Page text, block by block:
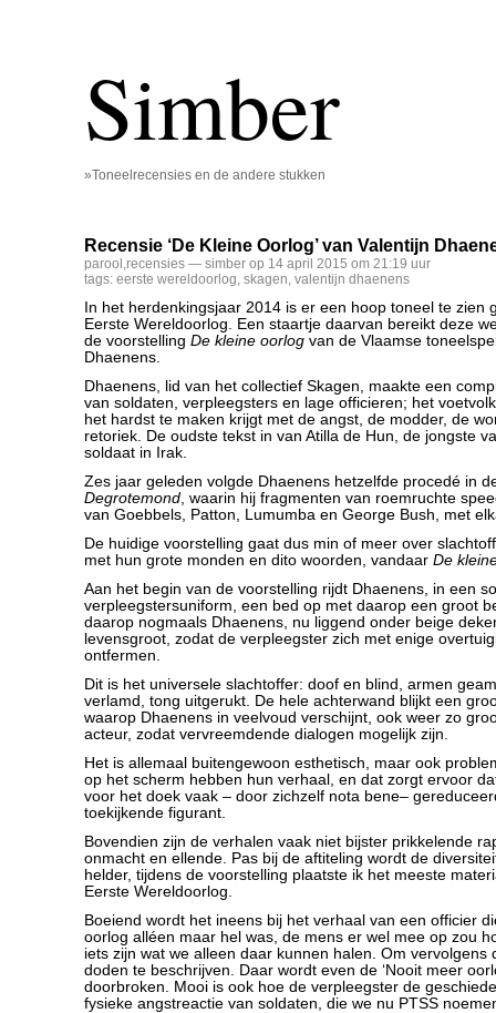
Simber
»Toneelrecensies en de andere stukken
Recensie ‘De Kleine Oorlog’ van Valentijn
parool ,recensies — simber op 14 april 2015 om 21:19 uur
tags: eerste wereldoorlog, skagen, valentijn dhaenens
In het herdenkingsjaar 2014 is er een hoop toneel te zien
Eerste Wereldoorlog. Een staartje daarvan bereikt deze
de voorstelling De kleine oorlog van de Vlaamse
Dhaenens.
Dhaenens, lid van het collectief Skagen, maakte een
van soldaten, verpleegsters en lage officieren; het
het hardst te maken krijgt met de angst, de modder, de
retoriek. De oudste tekst in van Atilla de Hun, de jongste
soldaat in Irak.
Zes jaar geleden volgde Dhaenens hetzelfde procedé in
Degrotemond, waarin hij fragmenten van roemruchte
van Goebbels, Patton, Lumumba en George Bush, met
De huidige voorstelling gaat dus min of meer over
met hun grote monden en dito woorden, vandaar De
Aan het begin van de voorstelling rijdt Dhaenens, in een
verpleegstersuniform, een bed op met daarop een groot
daarop nogmaals Dhaenens, nu liggend onder beige
levensgroot, zodat de verpleegster zich met enige
ontfermen.
Dit is het universele slachtoffer: doof en blind, armen
verlamd, tong uitgerukt. De hele achterwand blijkt een
waarop Dhaenens in veelvoud verschijnt, ook weer zo
acteur, zodat vervreemdende dialogen mogelijk zijn.
Het is allemaal buitengewoon esthetisch, maar ook
op het scherm hebben hun verhaal, en dat zorgt ervoor
voor het doek vaak – door zichzelf nota bene–
toekijkende figurant.
Bovendien zijn de verhalen vaak niet bijster prikkelende
onmacht en ellende. Pas bij de aftiteling wordt de
helder, tijdens de voorstelling plaatste ik het meeste
Eerste Wereldoorlog.
Boeiend wordt het ineens bij het verhaal van een officier
oorlog alléen maar hel was, de mens er wel mee op zou
iets zijn wat we alleen daar kunnen halen. Om vervolgens
doden te beschrijven. Daar wordt even de ‘Nooit meer
doorbroken. Mooi is ook hoe de verpleegster de
fysieke angstreactie van soldaten, die we nu PTSS